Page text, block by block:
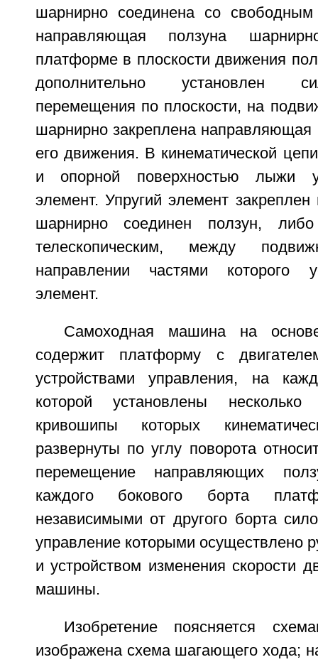
шарнирно соединена со
направляющая ползуна
платформе в плоскости движения
дополнительно установлен
перемещения по плоскости, на
шарнирно закреплена направляющая
его движения. В кинематической
и опорной поверхностью лыжи
элемент. Упругий элемент
шарнирно соединен ползун,
телескопическим, между
направлении частями которого
элемент.
Самоходная машина на
содержит платформу с
устройствами управления, на
которой установлены
кривошипы которых
развернуты по углу поворота
перемещение направляющих
каждого бокового борта
независимыми от другого борта
управление которыми осуществлено
и устройством изменения скорости
машины.
Изобретение поясняется
изображена схема шагающего хода;